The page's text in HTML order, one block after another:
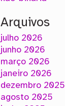
Arquivos
julho 2026
junho 2026
março 2026
janeiro 2026
dezembro 2025
agosto 2025